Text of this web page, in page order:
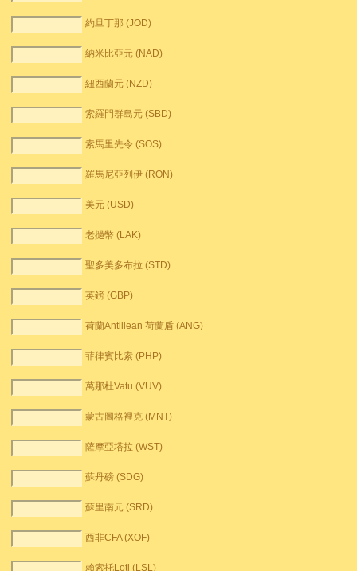
約旦丁那 (JOD)
納米比亞元 (NAD)
紐西蘭元 (NZD)
索羅門群島元 (SBD)
索馬里先令 (SOS)
羅馬尼亞列伊 (RON)
美元 (USD)
老撾幣 (LAK)
聖多美多布拉 (STD)
英鎊 (GBP)
荷蘭Antillean 荷蘭盾 (ANG)
菲律賓比索 (PHP)
萬那杜Vatu (VUV)
蒙古圖格裡克 (MNT)
薩摩亞塔拉 (WST)
蘇丹磅 (SDG)
蘇里南元 (SRD)
西非CFA (XOF)
賴索托Loti (LSL)